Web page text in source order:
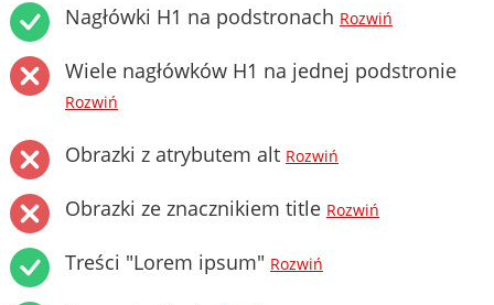
Nagłówki H1 na podstronach Rozwiń
Wiele nagłówków H1 na jednej podstronie
Rozwiń
Obrazki z atrybutem alt Rozwiń
Obrazki ze znacznikiem title Rozwiń
Treści "Lorem ipsum" Rozwiń